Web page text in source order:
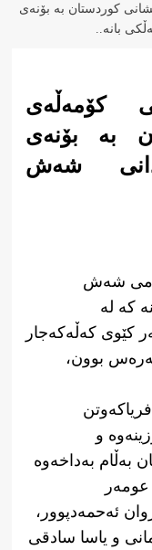
کوردستان بە بۆنەی
بانە..
کۆمەڵەی
بە بۆنەی
شەش
تەرمی شەش
کە لە
کێوی کەڵەکەجار
بوون،
و
بەڵام بەداخەوە
ئەحمەدپوور،
و یاسا سادقی